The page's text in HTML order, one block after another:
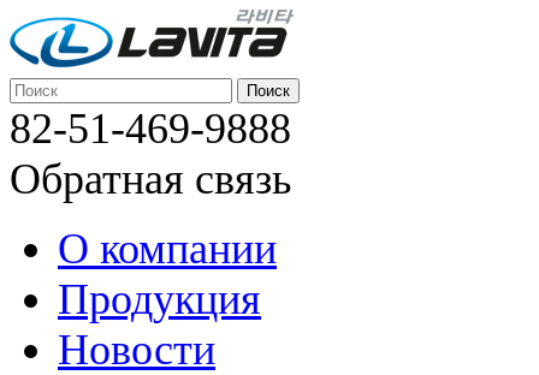
82-51-469-9888
Обратная связь
О компании
Продукция
Новости